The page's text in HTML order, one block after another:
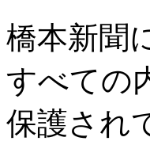
橋本新聞
すべての
保護され